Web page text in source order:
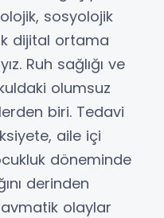
sosyolojik
dijital ortama
Ruh sağlığı ve
olumsuz
biri. Tedavi
aile içi
döneminde
derinden
olaylar